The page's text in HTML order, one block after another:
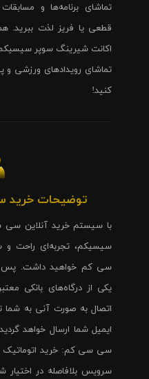
تماشای برنامه‌ها و
قطعی یا فریز لذت ببرید.
اکانت شیرینگ سوپر سیسیکم
تماشای رویدادهای ورزشی
کنید!
توضیحات خرید
با سیستم خرید آنلاین
سیسیکم، تجربه‌ای راحت
سی کم خواهید داشت. پس
یکی از درگاه‌های بانکی
اتصال به صورت آنی به شما
ایمیل شما ارسال خواهد
سی سی کم: خرید اتوماتیک
سرویس بلافاصله در